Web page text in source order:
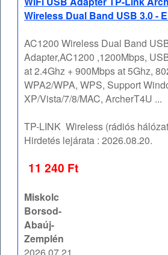
Wireless Dual Band USB 3.0 -
AC1200 Wireless Dual Band
Adapter,AC1200 ,1200Mbps,
at 2.4Ghz + 900Mbps at 5Ghz,
WPA2/WPA, WPS, Support
XP/Vista/7/8/MAC, ArcherT4U ...
TP-LINK Wireless (rádiós
Hirdetés lejárata :2026.08.20.
11 240 Ft
Miskolc
Borsod-
Abaúj-
Zemplén